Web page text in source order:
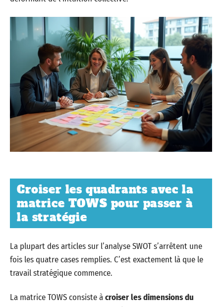
Croiser les quadrants avec la
matrice TOWS pour passer à
la stratégie
La plupart des articles sur l’analyse SWOT s’arrêtent une
fois les quatre cases remplies. C’est exactement là que le
travail stratégique commence.
La matrice TOWS consiste àcroiser les dimensions du